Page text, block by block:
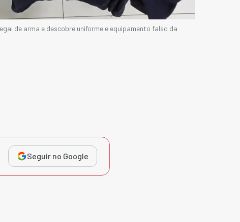
de arma e descobre uniforme e equipamento falso da
Seguir no Google